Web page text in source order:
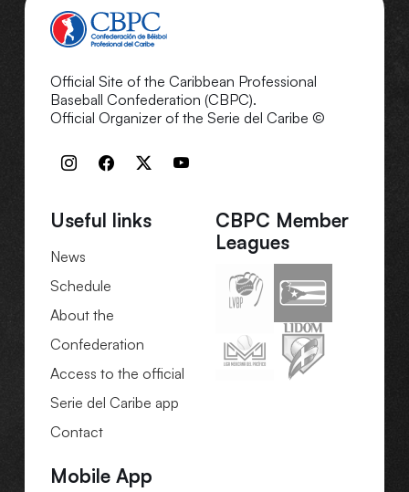
Official Site of the Caribbean Professional
Baseball Confederation (CBPC).
Official Organizer of the Serie del Caribe ©
Useful links
News
Schedule
About the
Confederation
Access to the official
Serie del Caribe app
Contact
CBPC Member
Leagues
Mobile App